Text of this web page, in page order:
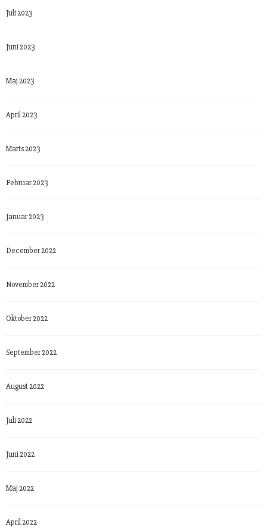
Juli 2023
Juni 2023
Maj 2023
April 2023
Marts 2023
Februar 2023
Januar 2023
December 2022
November 2022
Oktober 2022
September 2022
August 2022
Juli 2022
Juni 2022
Maj 2022
April 2022